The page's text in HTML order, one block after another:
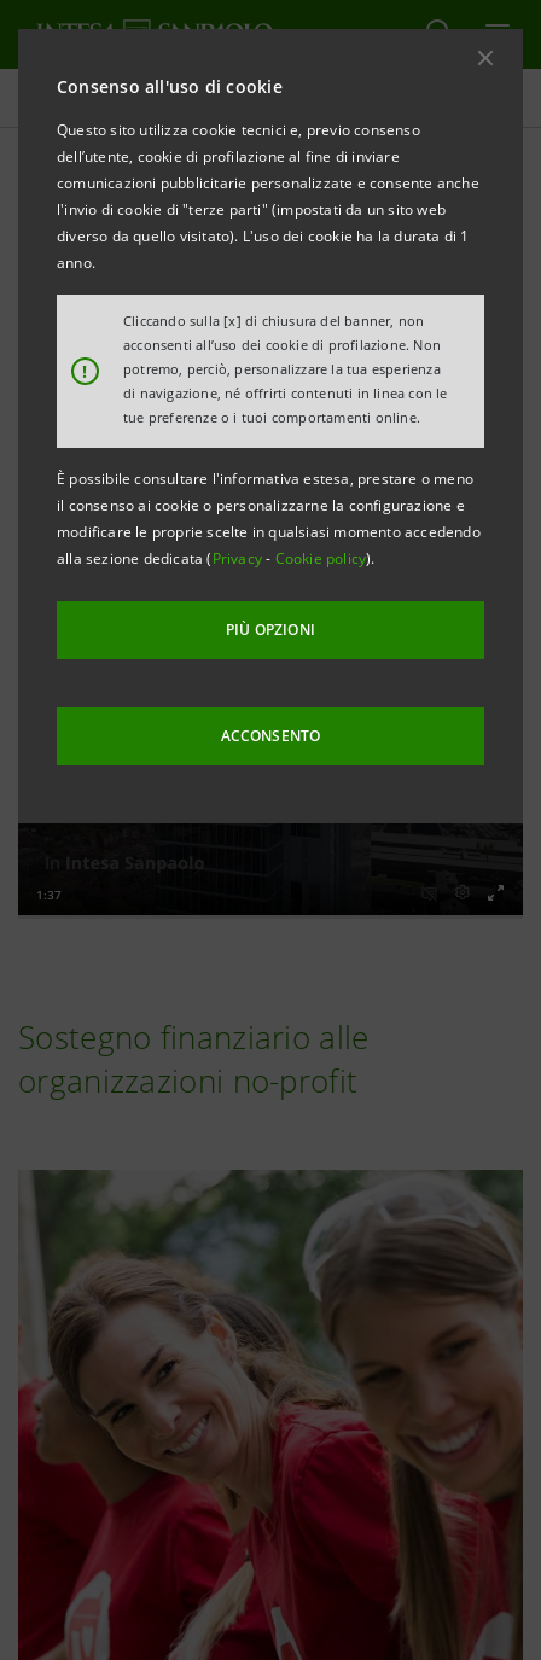
Consenso all'uso di cookie
Questo sito utilizza cookie tecnici e, previo consenso
dell’utente, cookie di profilazione al fine di inviare
comunicazioni pubblicitarie personalizzate e consente anche
l'invio di cookie di "terze parti" (impostati da un sito web
diverso da quello visitato). L'uso dei cookie ha la durata di 1
anno.
!
Cliccando sulla [x] di chiusura del banner, non
acconsenti all’uso dei cookie di profilazione. Non
potremo, perciò, personalizzare la tua esperienza
di navigazione, né offrirti contenuti in linea con le
tue preferenze o i tuoi comportamenti online.
È possibile consultare l'informativa estesa, prestare o meno
il consenso ai cookie o personalizzarne la configurazione e
modificare le proprie scelte in qualsiasi momento accedendo
alla sezione dedicata (Privacy- Cookie policy).
PIÙ OPZIONI
ACCONSENTO
Sociale
Inclusione finanziaria e
sostegno al Terzo Settore
Il Terzo Settore svolge un ruolo fondamentale nel
nostro Paese perché contribuisce in modo positivo
alla creazione di valore economico e sociale e Intesa
Sanpaolo vuole essere al suo fianco in questa grande
Sostegno finanziario alle
organizzazioni no-profit